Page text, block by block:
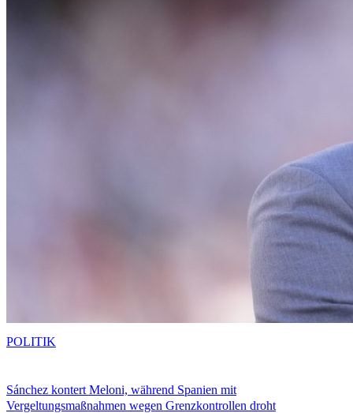
Sánchez kontert Meloni, während Spanien mit
Vergeltungsmaßnahmen wegen Grenzkontrollen droht
POLITIK